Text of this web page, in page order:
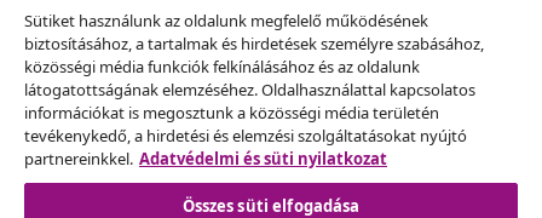
Szerződéstől való elállás
Küldj be egy rendelés lemondására vonatkozó
kérelmet.
Szerződéstől való elállás
Sütiket használunk az oldalunk megfelelő működésének
biztosításához, a tartalmak és hirdetések személyre szabásához,
közösségi média funkciók felkínálásához és az oldalunk
látogatottságának elemzéséhez. Oldalhasználattal kapcsolatos
információkat is megosztunk a közösségi média területén
tevékenykedő, a hirdetési és elemzési szolgáltatásokat nyújtó
partnereinkkel. Adatvédelmi és süti nyilatkozat
Összes süti elfogadása